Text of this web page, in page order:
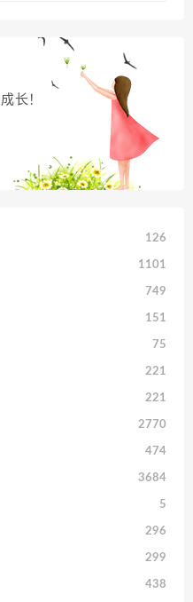
长！
126
1101
749
151
75
221
221
2770
474
3684
5
296
299
438